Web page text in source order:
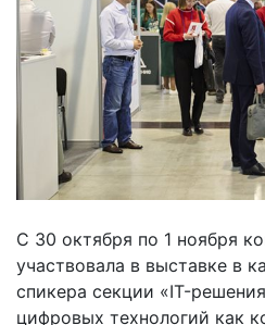
С 30 октября по 1 ноября
участвовала в выставке в
спикера секции «IT-
цифровых технологий как